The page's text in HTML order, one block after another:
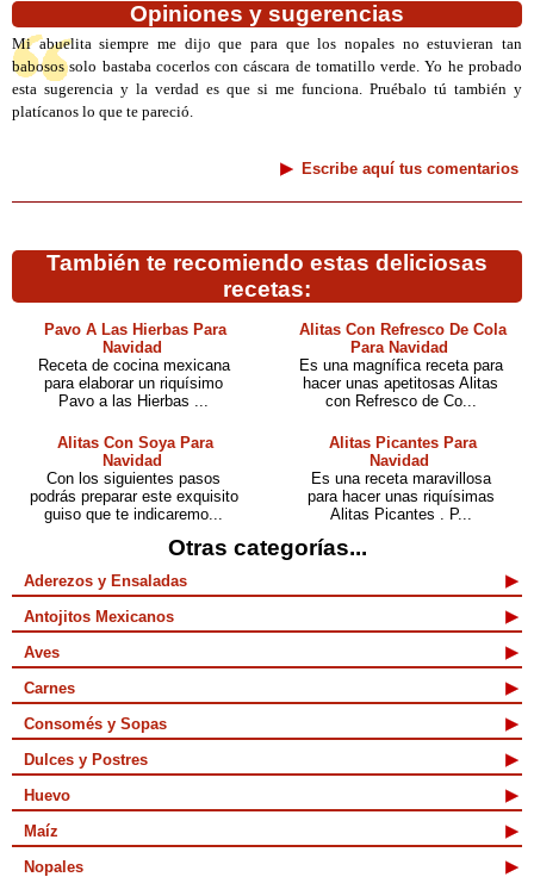
Opiniones y sugerencias
Mi abuelita siempre me dijo que para que los nopales no estuvieran tan
babosos solo bastaba cocerlos con cáscara de tomatillo verde. Yo he probado
esta sugerencia y la verdad es que si me funciona. Pruébalo tú también y
platícanos lo que te pareció.
Escribe aquí tus comentarios
También te recomiendo estas deliciosas
recetas:
Pavo A Las Hierbas Para
Navidad
Receta de cocina mexicana
para elaborar un riquísimo
Pavo a las Hierbas ...
Alitas Con Refresco De Cola
Para Navidad
Es una magnífica receta para
hacer unas apetitosas Alitas
con Refresco de Co...
Alitas Con Soya Para
Navidad
Con los siguientes pasos
podrás preparar este exquisito
guiso que te indicaremo...
Alitas Picantes Para
Navidad
Es una receta maravillosa
para hacer unas riquísimas
Alitas Picantes . P...
Otras categorías...
Aderezos y Ensaladas
Antojitos Mexicanos
Aves
Carnes
Consomés y Sopas
Dulces y Postres
Huevo
Maíz
Nopales